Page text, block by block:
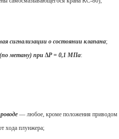
сигнализации о состоянии клапана;
(по метану) при ∆Р = 0,1 МПа:
— любое, кроме положения приводом
хода плунжера;